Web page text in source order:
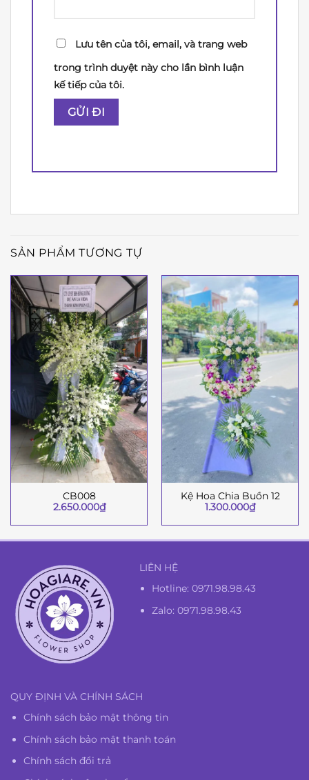
Lưu tên của tôi, email, và trang web
trong trình duyệt này cho lần bình luận
kế tiếp của tôi.
SẢN PHẨM TƯƠNG TỰ
CB008
2.650.000₫
Kệ Hoa Chia Buồn 12
1.300.000₫
LIÊN HỆ
Hotline:0971.98.98.43
Zalo: 0971.98.98.43
QUY ĐỊNH VÀ CHÍNH SÁCH
Chính sách bảo mật thông tin
Chính sách bảo mật thanh toán
Chính sách đổi trả